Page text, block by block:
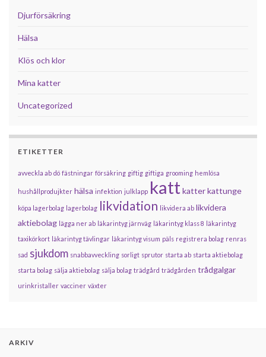
Djurförsäkring
Hälsa
Klös och klor
Mina katter
Uncategorized
ETIKETTER
avveckla ab dö fästningar försäkring giftig giftiga grooming hemlösa
hushållprodujkter hälsa infektion julklapp kattkatterkattunge
köpa lagerbolag lagerbolag likvidation likvidera ab likvidera
aktiebolag lägga ner ab läkarintyg järnväg läkarintyg klass 8 läkarintyg
taxikörkort läkarintyg tävlingar läkarintyg visum päls registrera bolag renras
sad sjukdom snabbavveckling sorligt sprutor starta ab starta aktiebolag
starta bolag sälja aktiebolag sälja bolag trädgård trädgården trådgalgar
urinkristaller vacciner växter
ARKIV